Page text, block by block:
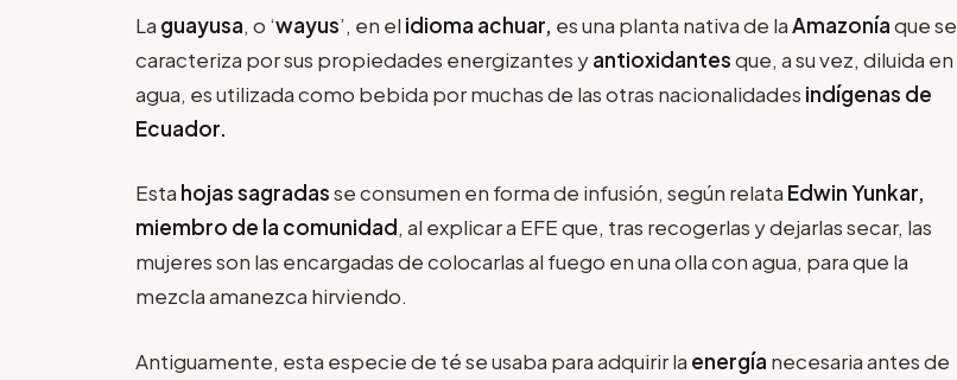
La guayusa, o ‘wayus’, en el idioma achuar, es una planta nativa de laAmazoníaque se
caracteriza por sus propiedades energizantes yantioxidantesque, a su vez, diluida en
agua, es utilizada como bebida por muchas de las otras nacionalidades indígenas de
Ecuador.
Esta hojas sagradasse consumen en forma de infusión, según relata Edwin Yunkar,
miembro de la comunidad, al explicar a EFE que, tras recogerlas y dejarlas secar, las
mujeres son las encargadas de colocarlas al fuego en una olla con agua, para que la
mezcla amanezca hirviendo.
Antiguamente, esta especie de té se usaba para adquirir la energía necesaria antes de